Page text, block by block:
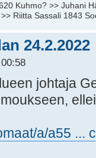
Kuhmo? >> Juhani
Riitta Sassali 1843
24.2.2022
johtaja
a/a55 ...